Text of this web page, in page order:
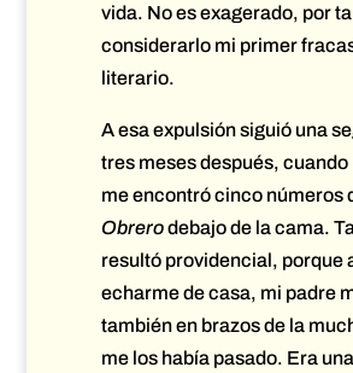
vida. No es exagerado, por
considerarlo mi primer
literario.
A esa expulsión siguió una
tres meses después, cuando
me encontró cinco números
Obrerodebajo de la cama.
resultó providencial, porque
echarme de casa, mi padre
también en brazos de la
me los había pasado. Era